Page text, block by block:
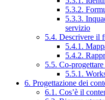
5.3.2.
5.3.3.
servizio
5.4. Descrivere il
5.4.1.
5.4.2.
5.5. Co-
5.5.1.
6. Progettazione dei
6.1. Cos’è il